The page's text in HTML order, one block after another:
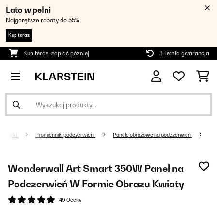
Lato w pełni
Najgorętsze rabaty do 55%
Kup teraz
Kup teraz, zapłać później 3-letnia gwarancja
Promienniki podczerwieni Panele obrazowe na podczerwień
Wonderwall Art Smart 350W Panel na
Podczerwień W Formie Obrazu Kwiaty
49 Oceny